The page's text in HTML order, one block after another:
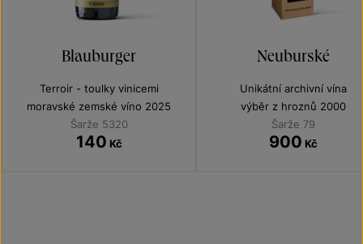
Blauburger
Terroir - toulky vinicemi
moravské zemské víno 2025
Šarže 5320
140 Kč
Neuburské
Unikátní archivní vína
výběr z hroznů 2000
Šarže 79
900 Kč